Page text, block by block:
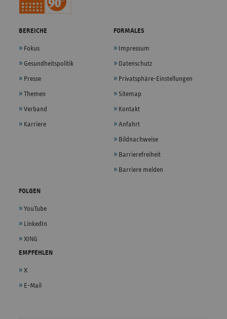
BEREICHE
Fokus
Gesundheitspolitik
Presse
Themen
Verband
Karriere
FORMALES
Impressum
Datenschutz
Privatsphäre-Einstellungen
Sitemap
Kontakt
Anfahrt
Bildnachweise
Barrierefreiheit
Barriere melden
FOLGEN
YouTube
LinkedIn
XING
EMPFEHLEN
X
E-Mail